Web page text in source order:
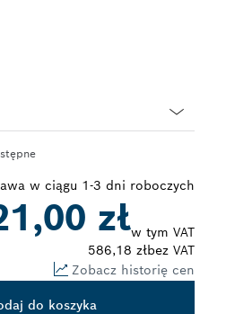
w ciągu 1-3 dni roboczych
złw tym VAT
586,18 złbez VAT
Zobacz historię cen
do koszyka